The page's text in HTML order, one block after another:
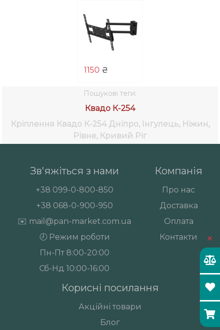
×
1150 ₴
Пошукові теги:
Квадо К-254
Кріплення Квадо К-254 Дніпро, Інгулець, Ніжин,
Рівне, Кривий Ріг
Зв'яжіться з нами
+38 099-0-800-850
+38 068-0-900-950
✉️ mail@pan-market.com.ua
🕗 Режим роботи
Пн-Пт 8:00-20:00
Сб-Нд 10:00-16:00
Компанія
Про нас
Доставка
Оплата
Контакти
Корисні посилання
Акційні товари
Блог